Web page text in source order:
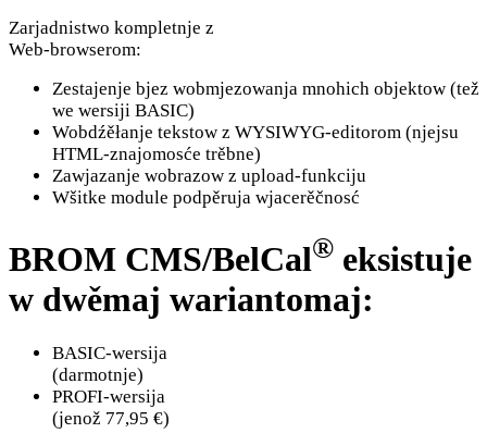
Zarjadnistwo kompletnje z
Web-browserom:
Zestajenje bjez wobmjezowanja mnohich objektow (tež
we wersiji BASIC)
Wobdźěłanje tekstow z WYSIWYG-editorom (njejsu
HTML-znajomosće trěbne)
Zawjazanje wobrazow z upload-funkciju
Wšitke module podpěruja wjacerěčnosć
BROM CMS/BelCal® eksistuje
w dwěmaj wariantomaj:
BASIC-wersija
(darmotnje)
PROFI-wersija
(jenož 77,95 €)